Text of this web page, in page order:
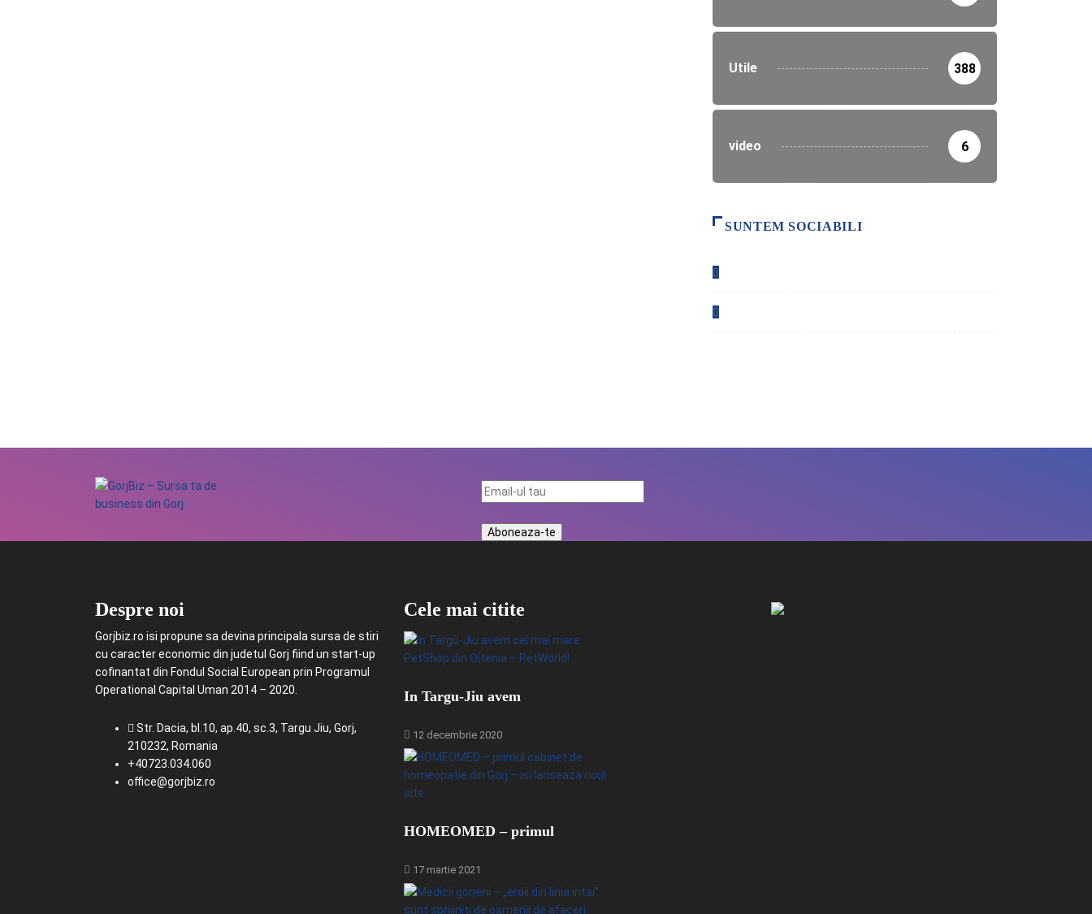
Utile 388
video 6
SUNTEM SOCIABILI
Despre noi
Gorjbiz.ro isi propune sa devina principala sursa de stiri
cu caracter economic din judetul Gorj fiind un start-up
cofinantat din Fondul Social European prin Programul
Operational Capital Uman 2014 – 2020.
Str. Dacia, bl.10, ap.40, sc.3, Targu Jiu, Gorj,
210232, Romania
+40723.034.060
office@gorjbiz.ro
Cele mai citite
In Targu-Jiu avem
12 decembrie 2020
HOMEOMED – primul
17 martie 2021